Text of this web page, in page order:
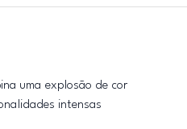
uma explosão de cor
intensas